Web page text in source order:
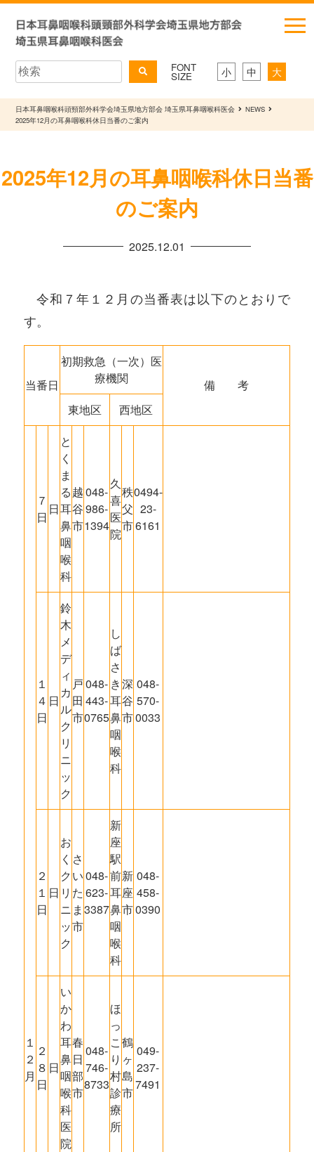
FONT
SIZE 小 中 大
日本耳鼻咽喉科頭頸部外科学会埼玉県地方部会 埼玉県耳鼻咽喉科医会
NEWS
2025年12月の耳鼻咽喉科休日当番のご案内
2025年12月の耳鼻咽喉科休日当番
のご案内
2025.12.01
令和７年１２月の当番表は以下のとおりで
す。
当番日
初期救急（一次）医
療機関
備 考
東地区
西地区
１
２
月
７
日
日
と
く
ま
る
耳
鼻
咽
喉
科
越
谷
市
048-
986-
1394
久
喜
医
院
秩
父
市
0494-
23-
6161
１
４
日
日
鈴
木
メ
デ
ィ
カ
ル
ク
リ
ニ
ッ
ク
戸
田
市
048-
443-
0765
し
ば
さ
き
耳
鼻
咽
喉
科
深
谷
市
048-
570-
0033
２
１
日
日
お
く
ク
リ
ニ
ッ
ク
さ
い
た
ま
市
048-
623-
3387
新
座
駅
前
耳
鼻
咽
喉
科
新
座
市
048-
458-
0390
２
８
日
日
い
か
わ
耳
鼻
咽
喉
科
医
院
春
日
部
市
048-
746-
8733
ほ
っ
こ
り
村
診
療
所
鶴
ヶ
島
市
049-
237-
7491